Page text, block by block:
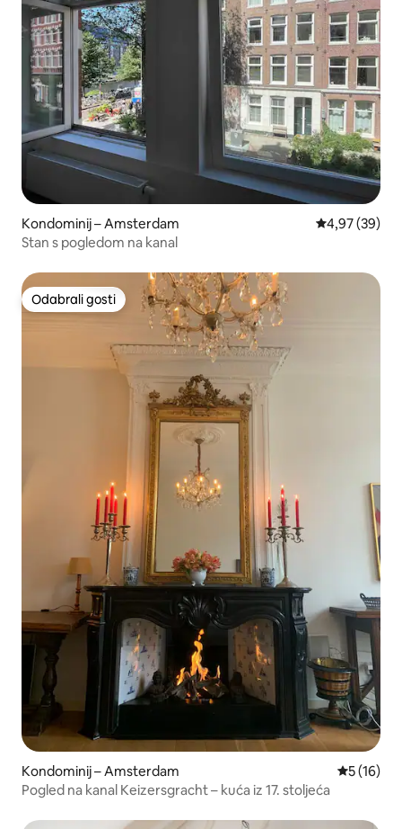
Kondominij – Amsterdam Prosječna
4,97 (39)
Stan s pogledom na kanal
Odabrali gosti
Odabrali gosti
Kondominij – Amsterdam Prosječna
5 (16)
Pogled na kanal Keizersgracht – kuća iz 17. stoljeća